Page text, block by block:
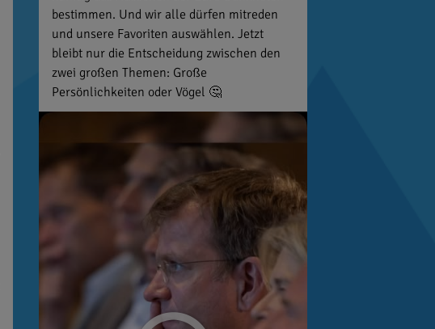
bestimmen. Und wir alle dürfen mitreden
und unsere Favoriten auswählen. Jetzt
bleibt nur die Entscheidung zwischen den
zwei großen Themen: Große
Persönlichkeiten oder Vögel 🤔